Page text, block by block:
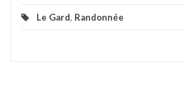
Le Gard, Randonnée